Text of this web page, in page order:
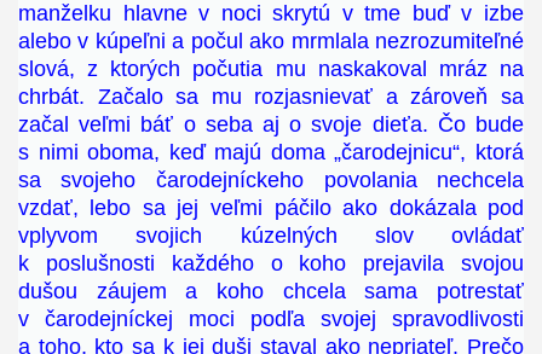
manželku hlavne v noci skrytú v tme buď v izbe
alebo v kúpeľni a počul ako mrmlala nezrozumiteľné
slová, z ktorých počutia mu naskakoval mráz na
chrbát. Začalo sa mu rozjasnievať a zároveň sa
začal veľmi báť o seba aj o svoje dieťa. Čo bude
s nimi oboma, keď majú doma „čarodejnicu“, ktorá
sa svojeho čarodejníckeho povolania nechcela
vzdať, lebo sa jej veľmi páčilo ako dokázala pod
vplyvom svojich kúzelných slov ovládať
k poslušnosti každého o koho prejavila svojou
dušou záujem a koho chcela sama potrestať
v čarodejníckej moci podľa svojej spravodlivosti
a toho, kto sa k jej duši staval ako nepriateľ. Prečo